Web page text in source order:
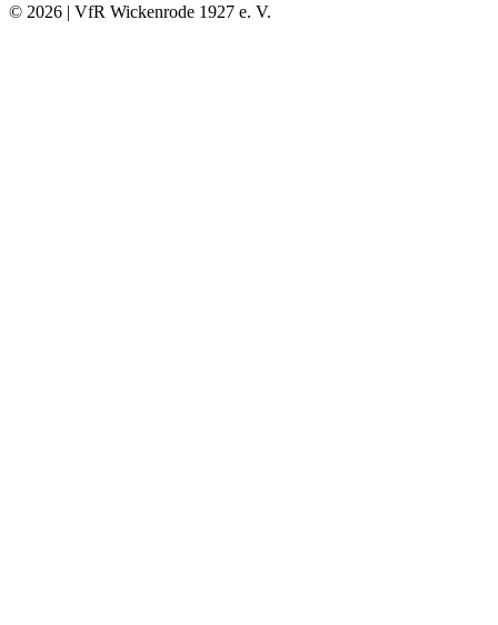
© 2026 | VfR Wickenrode 1927 e. V.